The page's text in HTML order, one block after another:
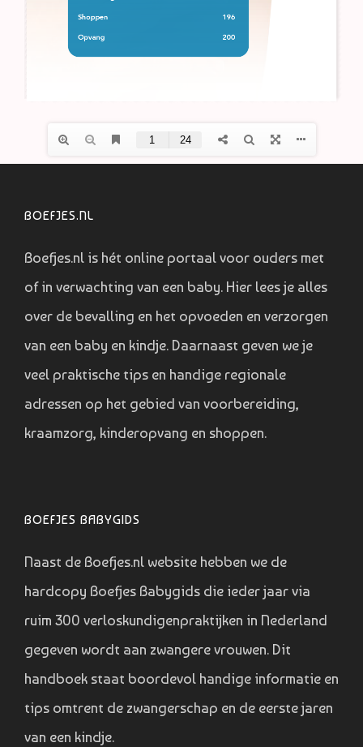
BOEFJES.NL
Boefjes.nl is hét online portaal voor ouders met
of in verwachting van een baby. Hier lees je alles
over de bevalling en het opvoeden en verzorgen
van een baby en kindje. Daarnaast geven we je
veel praktische tips en handige regionale
adressen op het gebied van voorbereiding,
kraamzorg, kinderopvang en shoppen.
BOEFJES BABYGIDS
Naast de Boefjes.nl website hebben we de
hardcopy Boefjes Babygids die ieder jaar via
ruim 300 verloskundigenpraktijken in Nederland
gegeven wordt aan zwangere vrouwen. Dit
handboek staat boordevol handige informatie en
tips omtrent de zwangerschap en de eerste jaren
van een kindje.